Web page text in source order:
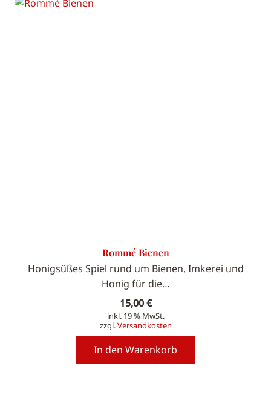
Rommé Bienen
Honigsüßes Spiel rund um Bienen, Imkerei und
Honig für die…
15,00€
inkl. 19 % MwSt.
zzgl.Versandkosten
In den Warenkorb